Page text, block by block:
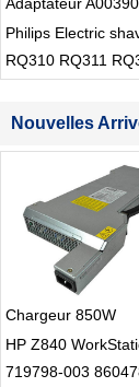
Philips Electric
RQ310 RQ311
Nouvelles
Chargeur 850W
HP Z840
719798-003